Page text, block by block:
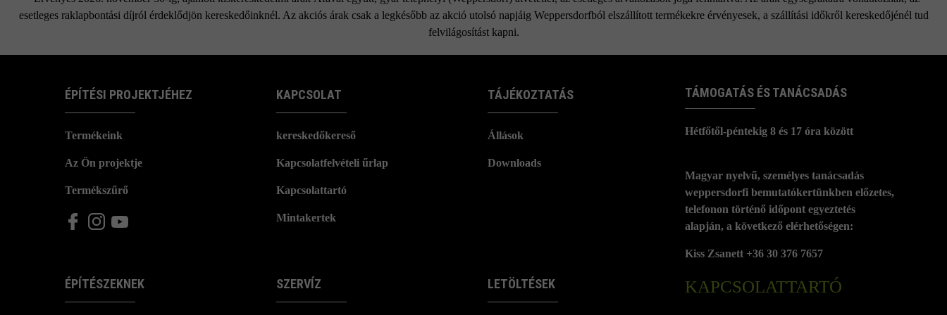
esetleges raklapbontási díjról érdeklődjön kereskedőinknél. Az akciós árak csak a legkésőbb az akció utolsó napjáig Weppersdorfból elszállított termékekre érvényesek, a szállítási időkről kereskedőjénél tud
felvilágosítást kapni.
ÉPÍTÉSI PROJEKTJÉHEZ
Termékeink
Az Ön projektje
Termékszűrő
ÉPÍTÉSZEKNEK
KAPCSOLAT
kereskedőkereső
Kapcsolatfelvételi űrlap
Kapcsolattartó
Mintakertek
SZERVÍZ
TÁJÉKOZTATÁS
Állások
Downloads
LETÖLTÉSEK
TÁMOGATÁS ÉS TANÁCSADÁS
Hétfőtől-péntekig 8 és 17 óra között
KAPCSOLATTARTÓ
Magyar nyelvű, személyes tanácsadás
weppersdorfi bemutatókertünkben előzetes,
telefonon történő időpont egyeztetés
alapján, a következő elérhetőségen:
Kiss Zsanett +36 30 376 7657